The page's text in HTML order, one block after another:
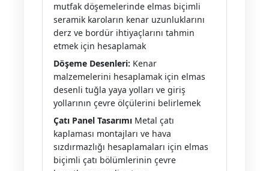
mutfak döşemelerinde elmas biçimli
seramik karoların kenar uzunluklarını
derz ve bordür ihtiyaçlarını tahmin
etmek için hesaplamak
Döşeme Desenleri: Kenar
malzemelerini hesaplamak için elmas
desenli tuğla yaya yolları ve giriş
yollarının çevre ölçülerini belirlemek
Çatı Panel TasarımıMetal çatı
kaplaması montajları ve hava
sızdırmazlığı hesaplamaları için elmas
biçimli çatı bölümlerinin çevre